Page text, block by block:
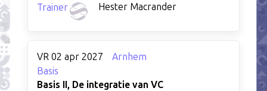
Trainer
Hester Macrander
VR 02 apr 2027
Arnhem
Basis
Basis II, De integratie van VC